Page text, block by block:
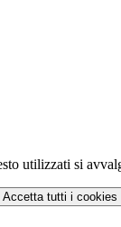
utilizzati si
Accetta tutti i cookies